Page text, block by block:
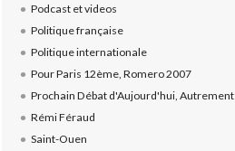
Podcast et videos
Politique française
Politique internationale
Pour Paris 12ème, Romero 2007
Prochain Débat d'Aujourd'hui, Autrement
Rémi Féraud
Saint-Ouen